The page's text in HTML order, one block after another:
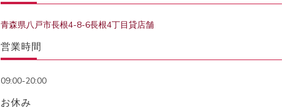
青森県八戸市長根4-8-6長根4丁目貸店舗
営業時間
09:00-20:00
お休み